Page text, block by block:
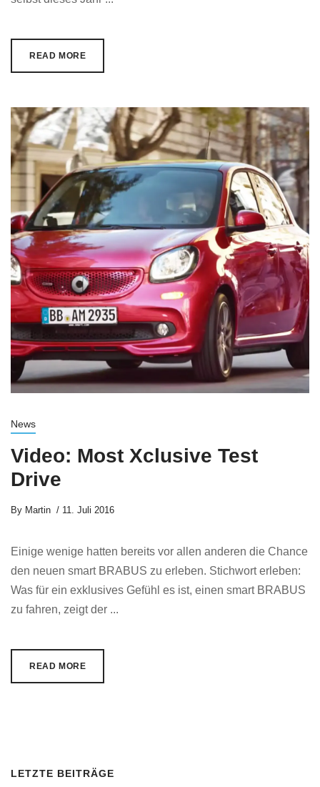
READ MORE
News
Video: Most Xclusive Test
Drive
By Martin 11. Juli 2016
Einige wenige hatten bereits vor allen anderen die Chance
den neuen smart BRABUS zu erleben. Stichwort erleben:
Was für ein exklusives Gefühl es ist, einen smart BRABUS
zu fahren, zeigt der ...
READ MORE
LETZTE BEITRÄGE